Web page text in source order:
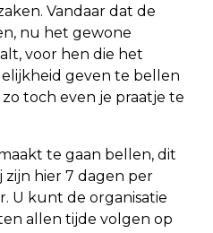
Vandaar dat de
nu het gewone
voor hen die het
geven te bellen
toch even je praatje te
te gaan bellen, dit
zijn hier 7 dagen per
U kunt de organisatie
allen tijde volgen op